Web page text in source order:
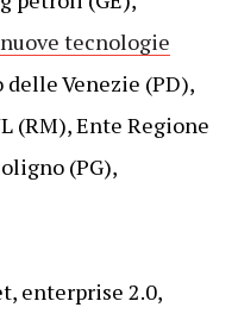
tecnologie
Venezie (PD),
(RM), Ente Regione
(PG),
enterprise 2.0,